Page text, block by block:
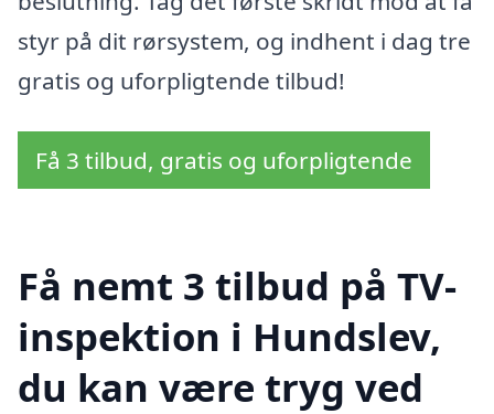
styr på dit rørsystem, og indhent i dag tre
gratis og uforpligtende tilbud!
Få 3 tilbud, gratis og uforpligtende
Få nemt 3 tilbud på TV-
inspektion i Hundslev,
du kan være tryg ved